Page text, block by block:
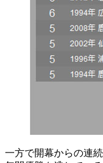
一方で開幕からの連